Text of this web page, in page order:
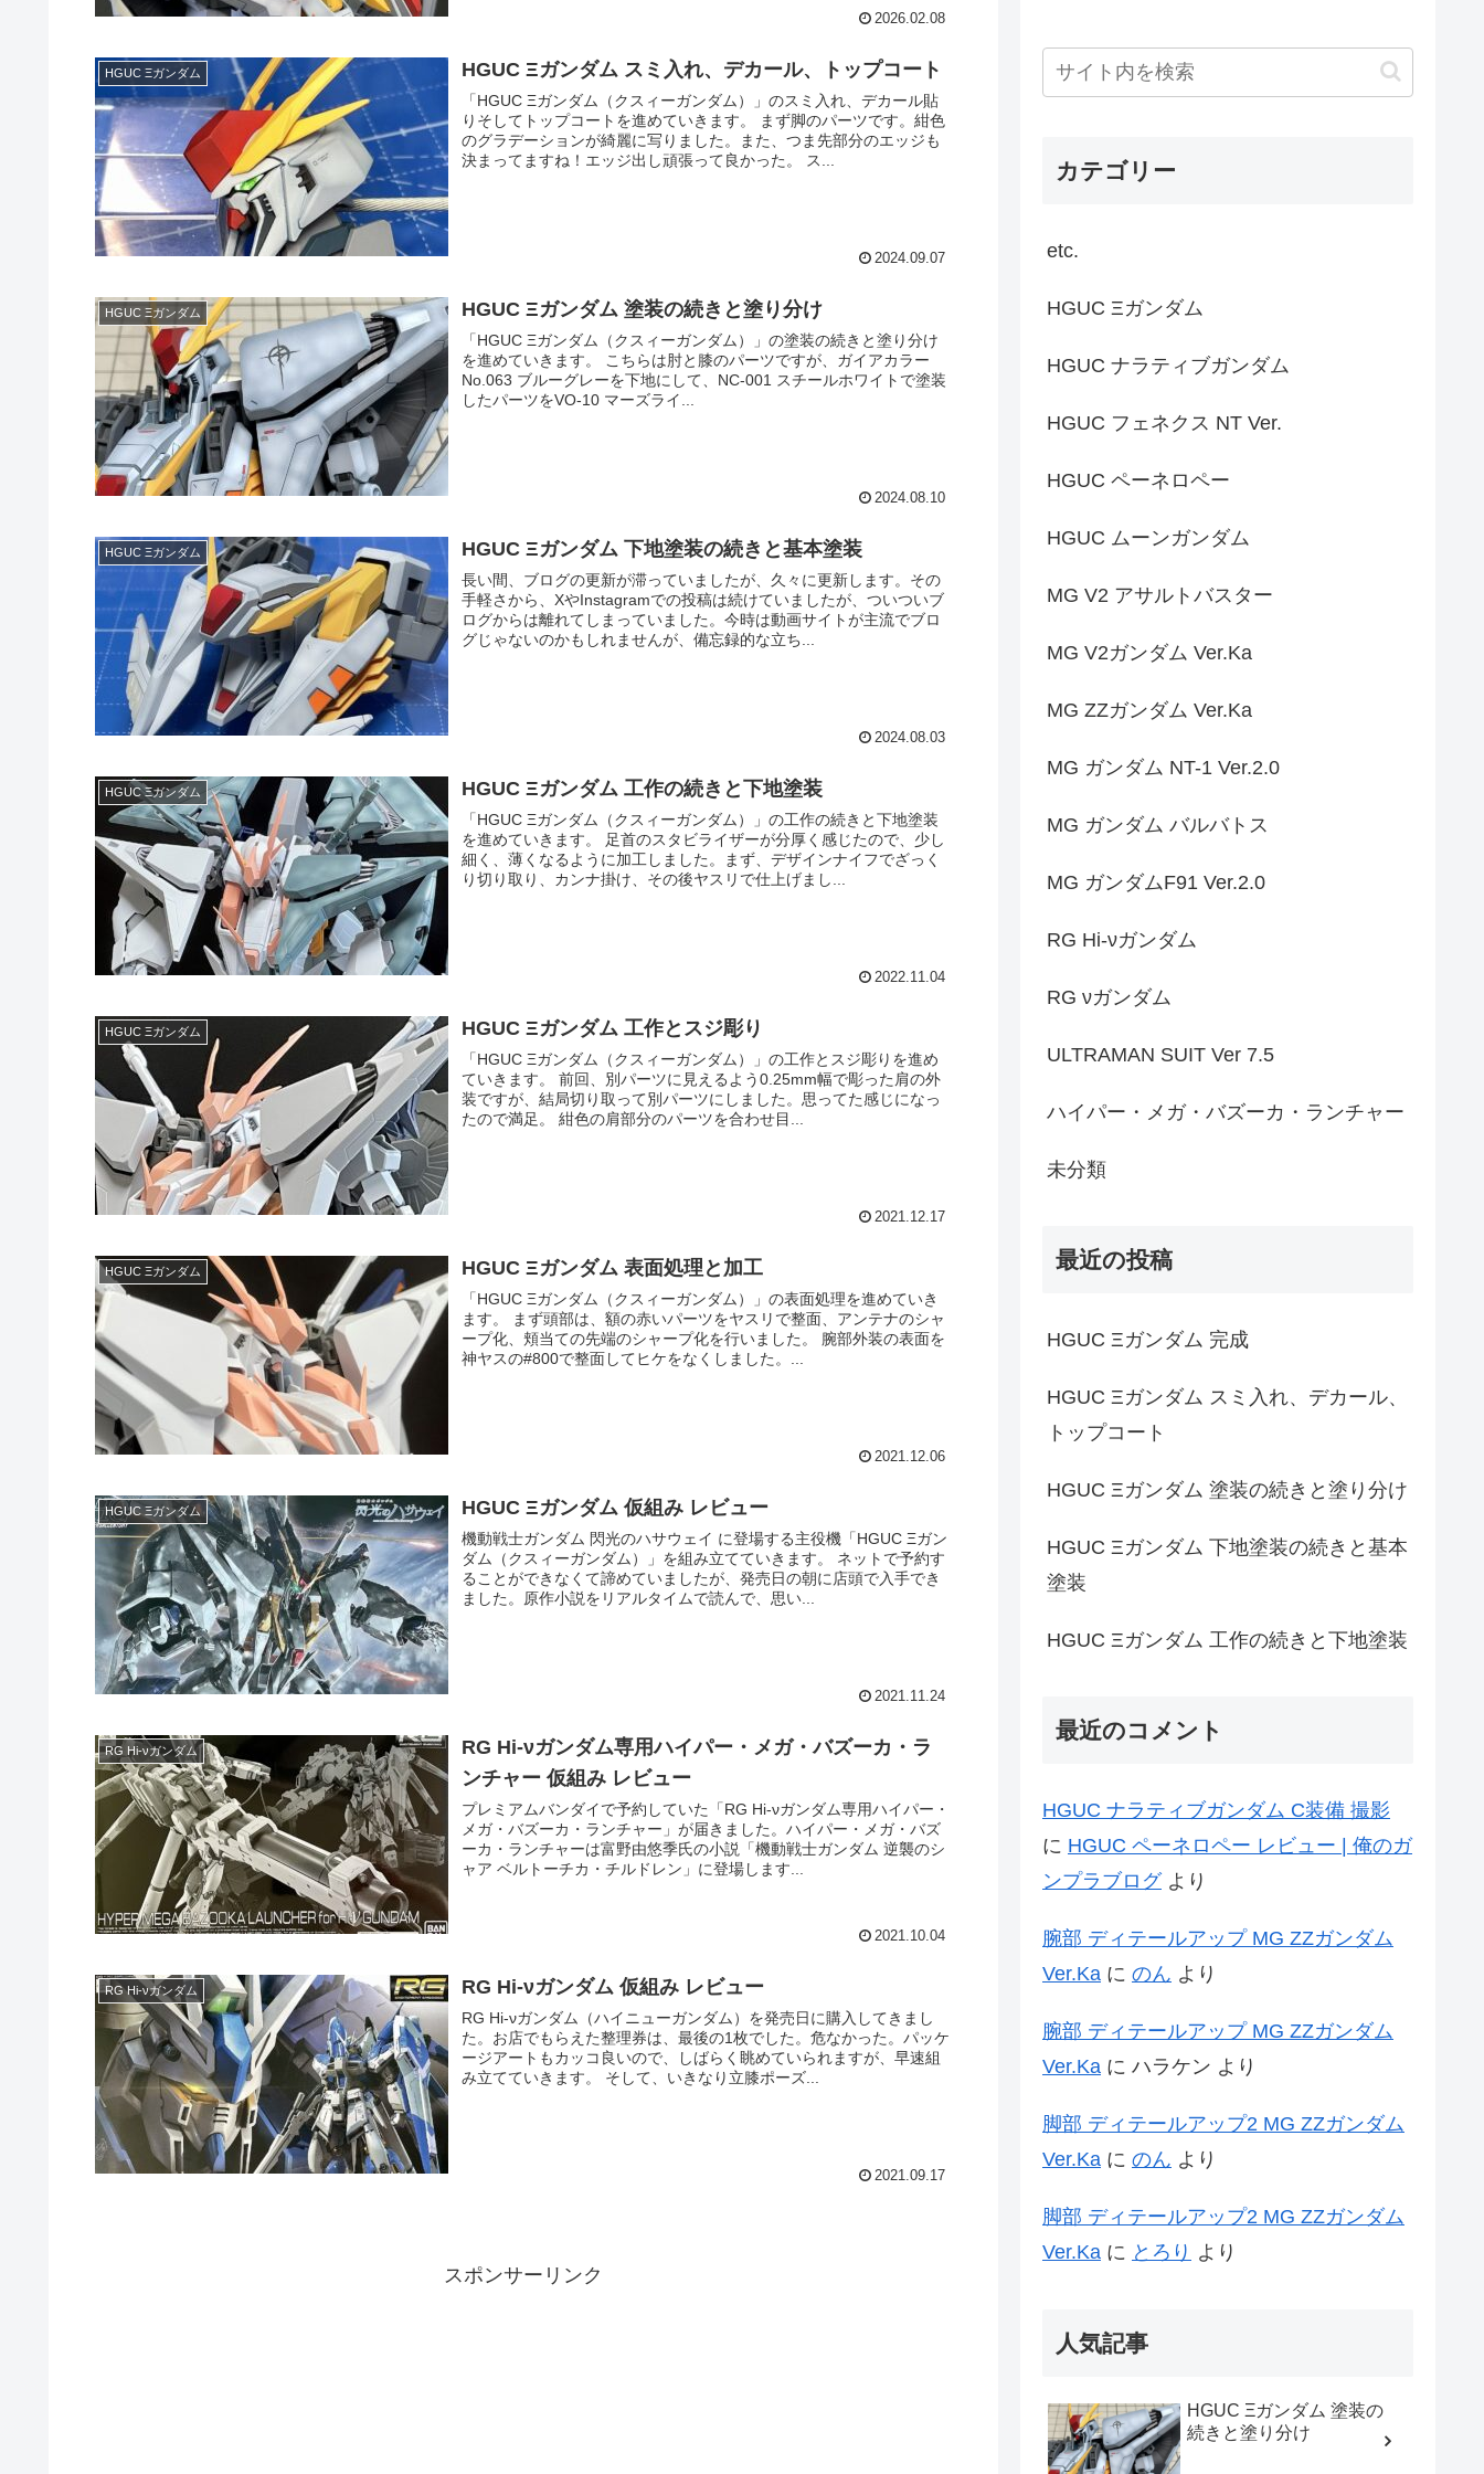
2026.02.08
HGUC Ξガンダム HGUC Ξガンダム スミ入れ、デカール、トップコート
「HGUC Ξガンダム（クスィーガンダム）」のスミ入れ、デカール貼
りそしてトップコートを進めていきます。 まず脚のパーツです。紺色
のグラデーションが綺麗に写りました。また、つま先部分のエッジも
決まってますね！エッジ出し頑張って良かった。 ス...
2024.09.07
HGUC Ξガンダム HGUC Ξガンダム 塗装の続きと塗り分け
「HGUC Ξガンダム（クスィーガンダム）」の塗装の続きと塗り分け
を進めていきます。 こちらは肘と膝のパーツですが、ガイアカラー
No.063 ブルーグレーを下地にして、NC-001 スチールホワイトで塗装
したパーツをVO-10 マーズライ...
2024.08.10
HGUC Ξガンダム HGUC Ξガンダム 下地塗装の続きと基本塗装
長い間、ブログの更新が滞っていましたが、久々に更新します。その
手軽さから、XやInstagramでの投稿は続けていましたが、ついついブ
ログからは離れてしまっていました。今時は動画サイトが主流でブロ
グじゃないのかもしれませんが、備忘録的な立ち...
2024.08.03
HGUC Ξガンダム HGUC Ξガンダム 工作の続きと下地塗装
「HGUC Ξガンダム（クスィーガンダム）」の工作の続きと下地塗装
を進めていきます。 足首のスタビライザーが分厚く感じたので、少し
細く、薄くなるように加工しました。まず、デザインナイフでざっく
り切り取り、カンナ掛け、その後ヤスリで仕上げまし...
2022.11.04
HGUC Ξガンダム HGUC Ξガンダム 工作とスジ彫り
「HGUC Ξガンダム（クスィーガンダム）」の工作とスジ彫りを進め
ていきます。 前回、別パーツに見えるよう0.25mm幅で彫った肩の外
装ですが、結局切り取って別パーツにしました。思ってた感じになっ
たので満足。 紺色の肩部分のパーツを合わせ目...
2021.12.17
HGUC Ξガンダム HGUC Ξガンダム 表面処理と加工
「HGUC Ξガンダム（クスィーガンダム）」の表面処理を進めていき
ます。 まず頭部は、額の赤いパーツをヤスリで整面、アンテナのシャ
ープ化、頬当ての先端のシャープ化を行いました。 腕部外装の表面を
神ヤスの#800で整面してヒケをなくしました。...
2021.12.06
HGUC Ξガンダム HGUC Ξガンダム 仮組み レビュー
機動戦士ガンダム 閃光のハサウェイ に登場する主役機「HGUC Ξガン
ダム（クスィーガンダム）」を組み立てていきます。 ネットで予約す
ることができなくて諦めていましたが、発売日の朝に店頭で入手でき
ました。原作小説をリアルタイムで読んで、思い...
2021.11.24
RG Hi-νガンダム
RG Hi-νガンダム専用ハイパー・メガ・バズーカ・ラ
ンチャー 仮組み レビュー
プレミアムバンダイで予約していた「RG Hi-νガンダム専用ハイパー・
メガ・バズーカ・ランチャー」が届きました。ハイパー・メガ・バズ
ーカ・ランチャーは富野由悠季氏の小説「機動戦士ガンダム 逆襲のシ
ャア ベルトーチカ・チルドレン」に登場します...
2021.10.04
RG Hi-νガンダム RG Hi-νガンダム 仮組み レビュー
RG Hi-νガンダム（ハイニューガンダム）を発売日に購入してきまし
た。お店でもらえた整理券は、最後の1枚でした。危なかった。パッケ
ージアートもカッコ良いので、しばらく眺めていられますが、早速組
み立てていきます。 そして、いきなり立膝ポーズ...
2021.09.17
スポンサーリンク
カテゴリー
etc.
HGUC Ξガンダム
HGUC ナラティブガンダム
HGUC フェネクス NT Ver.
HGUC ペーネロペー
HGUC ムーンガンダム
MG V2 アサルトバスター
MG V2ガンダム Ver.Ka
MG ZZガンダム Ver.Ka
MG ガンダム NT-1 Ver.2.0
MG ガンダム バルバトス
MG ガンダムF91 Ver.2.0
RG Hi-νガンダム
RG νガンダム
ULTRAMAN SUIT Ver 7.5
ハイパー・メガ・バズーカ・ランチャー
未分類
最近の投稿
HGUC Ξガンダム 完成
HGUC Ξガンダム スミ入れ、デカール、
トップコート
HGUC Ξガンダム 塗装の続きと塗り分け
HGUC Ξガンダム 下地塗装の続きと基本
塗装
HGUC Ξガンダム 工作の続きと下地塗装
最近のコメント
HGUC ナラティブガンダム C装備 撮影
に HGUC ペーネロペー レビュー | 俺のガ
ンプラブログより
腕部 ディテールアップ MG ZZガンダム
Ver.Ka に のん より
腕部 ディテールアップ MG ZZガンダム
Ver.Ka に ハラケン より
脚部 ディテールアップ2 MG ZZガンダム
Ver.Ka に のん より
脚部 ディテールアップ2 MG ZZガンダム
Ver.Ka に とろり より
人気記事
HGUC Ξガンダム 塗装の
続きと塗り分け